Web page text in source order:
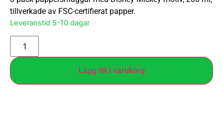
tillverkade av FSC-certifierat papper.
Leveranstid 5-10 dagar
Lägg till i varukorg